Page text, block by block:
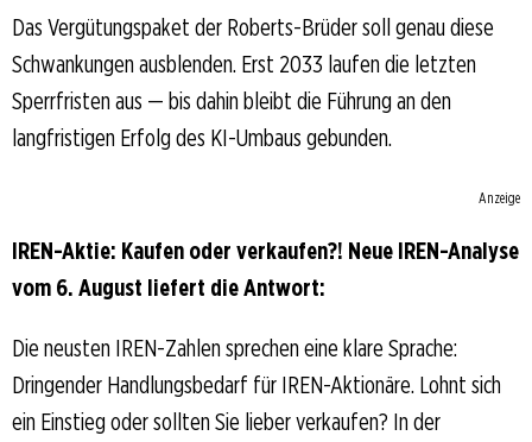
Das Vergütungspaket der Roberts-Brüder soll genau diese
Schwankungen ausblenden. Erst 2033 laufen die letzten
Sperrfristen aus — bis dahin bleibt die Führung an den
langfristigen Erfolg des KI-Umbaus gebunden.
Anzeige
IREN-Aktie: Kaufen oder verkaufen?! Neue IREN-Analyse
vom 6. August liefert die Antwort:
Die neusten IREN-Zahlen sprechen eine klare Sprache:
Dringender Handlungsbedarf für IREN-Aktionäre. Lohnt sich
ein Einstieg oder sollten Sie lieber verkaufen? In der